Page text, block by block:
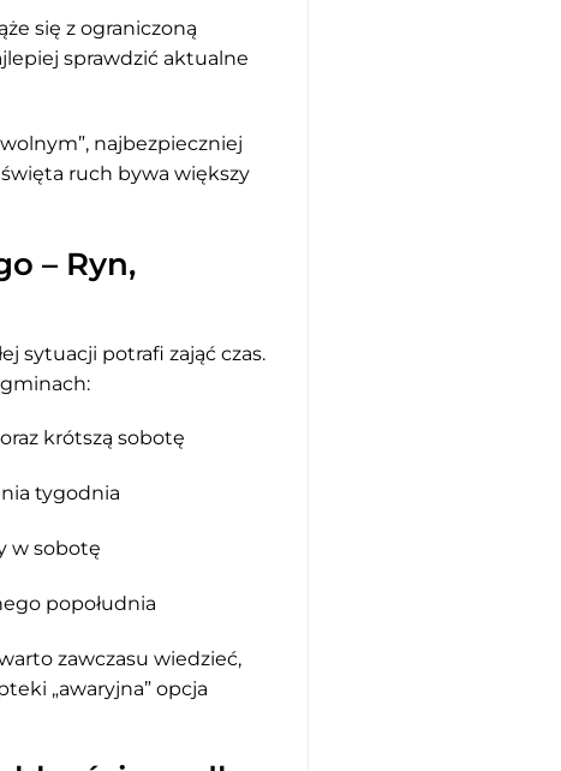
się z ograniczoną
sprawdzić aktualne
najbezpieczniej
ruch bywa większy
– Ryn,
sytuacji potrafi zająć czas.
krótszą sobotę
tygodnia
w sobotę
popołudnia
zawczasu wiedzieć,
„awaryjna” opcja